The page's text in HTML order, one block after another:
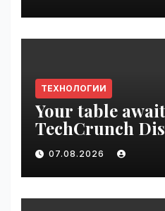
ТЕХНОЛОГИИ
Your table
TechCrunch
be seen by
VseTime.ru
07.08.2026